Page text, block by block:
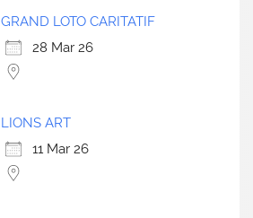
GRAND LOTO CARITATIF
28 Mar 26
LIONS ART
11 Mar 26